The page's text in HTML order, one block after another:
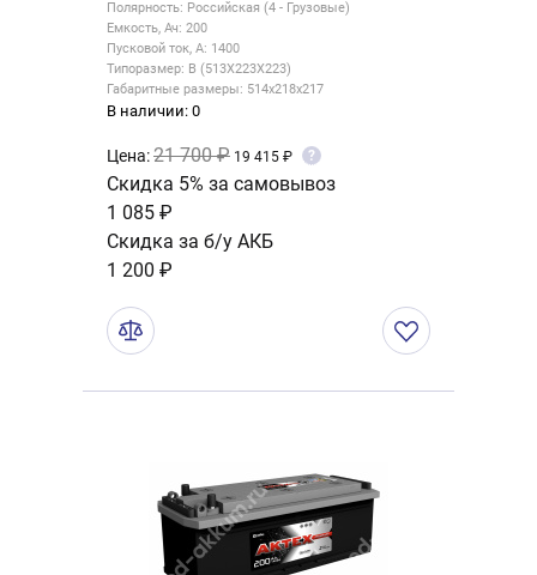
Полярность: Российская (4 - Грузовые)
Емкость, Ач: 200
Пусковой ток, А: 1400
Типоразмер: B (513X223X223)
Габаритные размеры: 514x218x217
В наличии: 0
Цена:21 700 ₽ 19 415 ₽ ?
Скидка 5% за самовывоз
1 085 ₽
Скидка за б/у АКБ
1 200 ₽